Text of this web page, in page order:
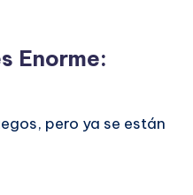
Enorme:
pero ya se están